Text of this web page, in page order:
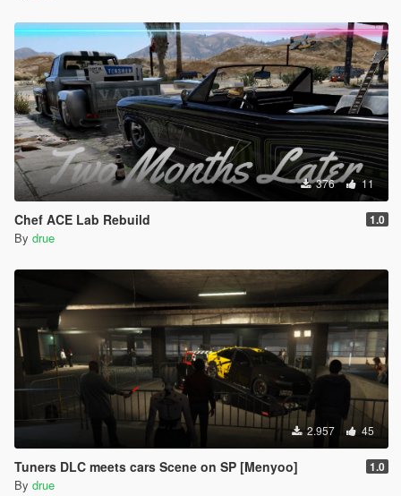
376 11
Chef ACE Lab Rebuild 1.0
By drue
2.957 45
Tuners DLC meets cars Scene on SP [Menyoo] 1.0
By drue